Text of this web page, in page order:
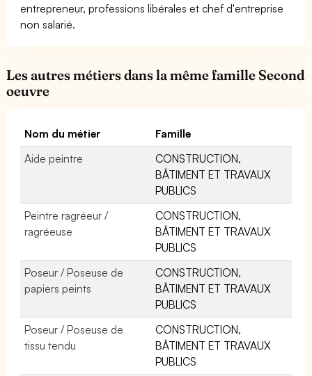
entrepreneur, professions libérales et chef d'entreprise
non salarié.
Les autres métiers dans la même famille Second
oeuvre
Nom du métier
Famille
Aide peintre
CONSTRUCTION,
BÂTIMENT ET TRAVAUX
PUBLICS
Peintre ragréeur /
ragréeuse
CONSTRUCTION,
BÂTIMENT ET TRAVAUX
PUBLICS
Poseur / Poseuse de
papiers peints
CONSTRUCTION,
BÂTIMENT ET TRAVAUX
PUBLICS
Poseur / Poseuse de
tissu tendu
CONSTRUCTION,
BÂTIMENT ET TRAVAUX
PUBLICS